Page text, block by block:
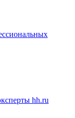
hh.ru